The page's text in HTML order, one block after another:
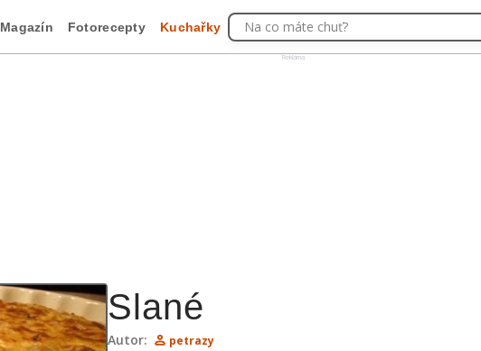
Reklama
Magazín Fotorecepty Kuchařky Na co máte chuť?
Slané
Autor: petrazy